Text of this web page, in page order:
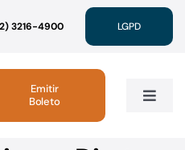
3216-4900 LGPD
Toggle
Emitir
Boleto